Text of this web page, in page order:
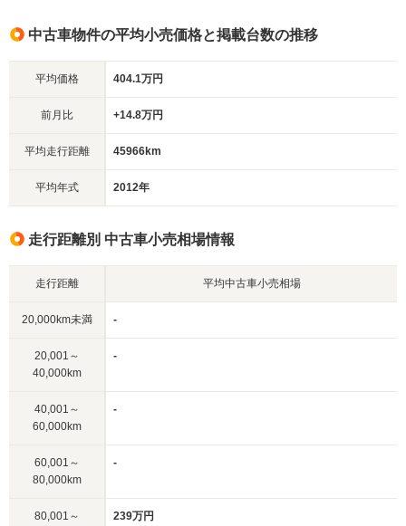
中古車物件の平均小売価格と掲載台数の推移
平均価格 404.1万円
前月比 +14.8万円
平均走行距離 45966km
平均年式 2012年
走行距離別 中古車小売相場情報
走行距離 平均中古車小売相場
20,000km未満 -
20,001～
40,000km
-
40,001～
60,000km
-
60,001～
80,000km
-
80,001～
239万円